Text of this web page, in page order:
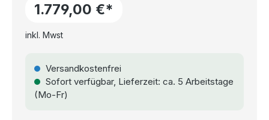
1.779,00 €*
inkl. Mwst
Versandkostenfrei
Sofort verfügbar, Lieferzeit: ca. 5 Arbeitstage
(Mo-Fr)